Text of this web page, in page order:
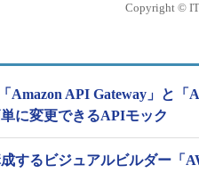
Copyright ©
API Gateway」と「
に変更できるAPIモック
するビジュアルビルダー「